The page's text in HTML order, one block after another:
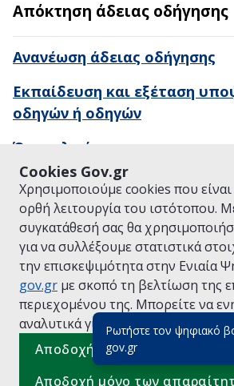
Ρωτήστε τον ψηφιακό
gov.gr(πάτησε για
Cookies Gov.gr
Χρησιμοποιούμε cookies που είναι
ορθή λειτουργία του ιστότοπου.
συγκατάθεσή σας θα
για να συλλέξουμε στατιστικά
την επισκεψιμότητα στην Ενιαία
gov.gr με σκοπό τη βελτίωση της
περιεχομένου της. Μπορείτε να
αναλυτικά για την Πολιτική Cookies.
Αποδοχή όλων
Αποδοχή μόνο των
Απόκτηση άδειας οδήγησης
Ανανέωση άδειας οδήγησης
Εκπαίδευση και εξέταση
οδηγών ή οδηγών
Όρια ηλικίας
ΕΠΙΣΚΕΦΘΕΙΤΕ ΤΟ GOV.GR
© Copyright 2026 - Υλοποίηση από το
Διακυβέρνησης